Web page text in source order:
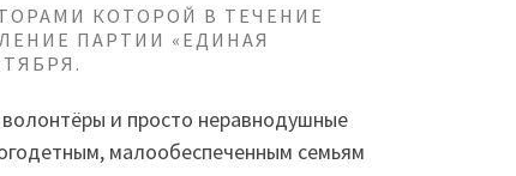
КОТОРОЙ В ТЕЧЕНИЕ
ПАРТИИ «ЕДИНАЯ
и просто неравнодушные
малообеспеченным семьям